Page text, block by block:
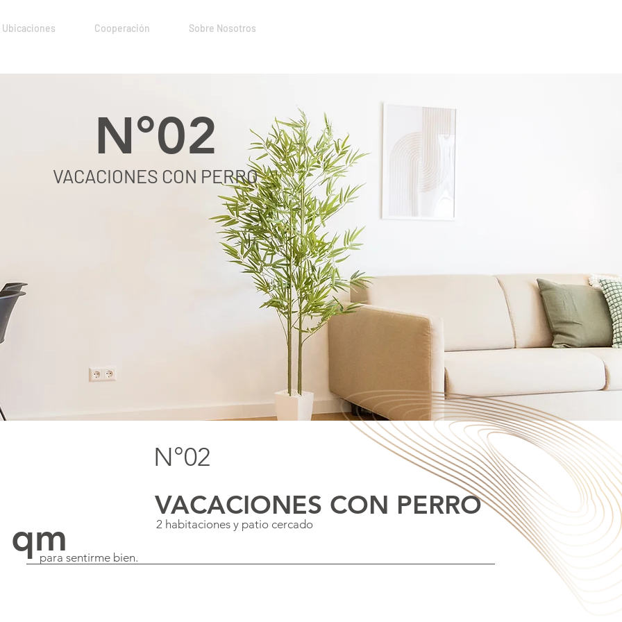
Ubicaciones Cooperación Sobre Nosotros
N°02
VACACIONES CON PERRO
qmpara sentirme bien.
VACACIONES CON PERRO
2 habitaciones y patio cercado
N°02